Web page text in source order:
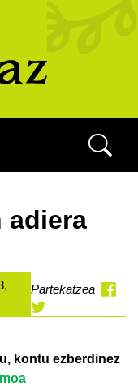
adiera
Partekatzea
kontu ezberdinez